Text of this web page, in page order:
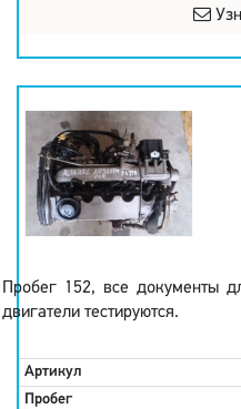
Пробег 152, все
двигатели тестируются.
Артикул
Пробег